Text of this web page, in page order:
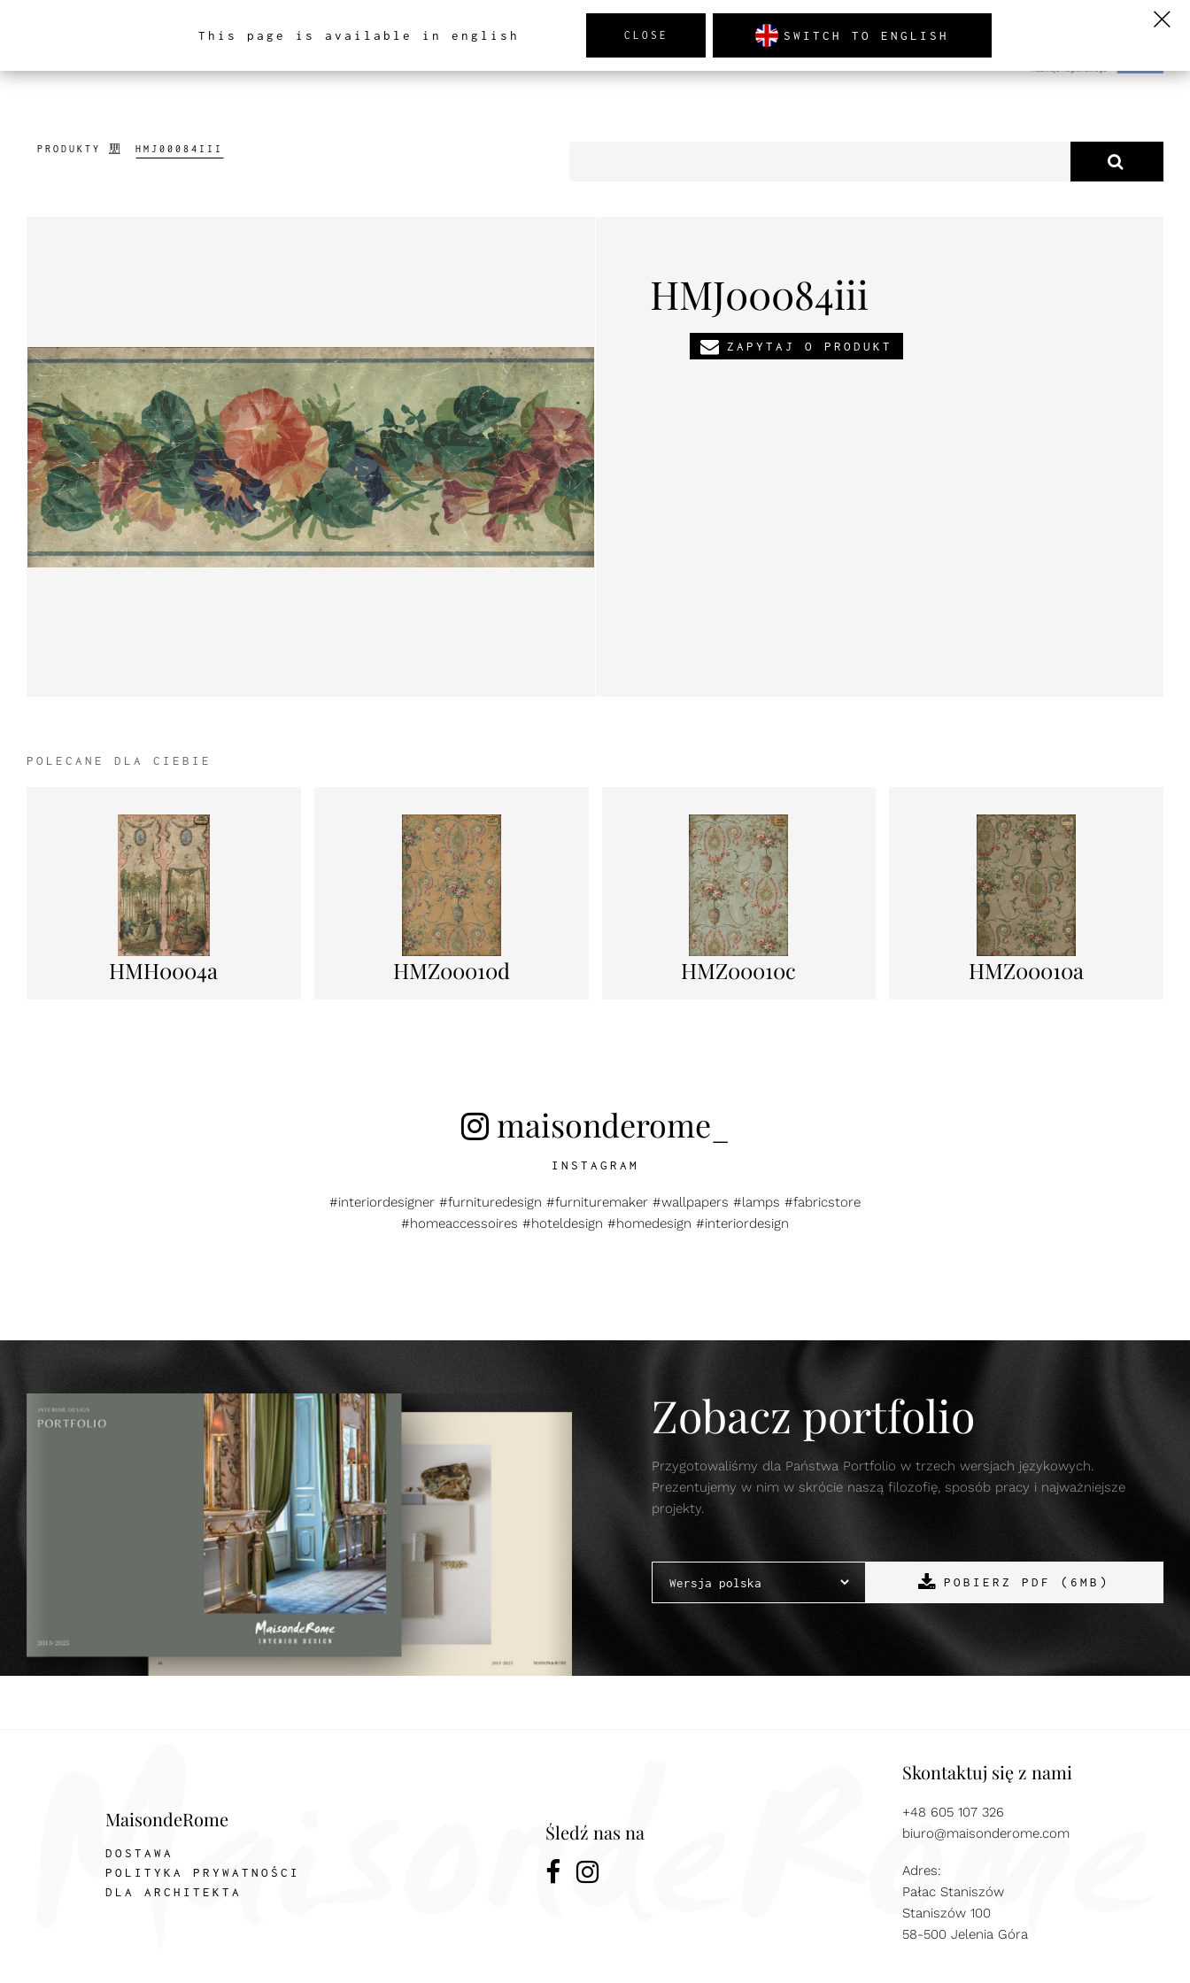
ARCHITEKTURA WNĘTRZ PRODUKTY AKTUALNOŚCI O NAS
PRODUKTY HMJ00084III
HMJ00084iii
ZAPYTAJ O PRODUKT
POLECANE DLA CIEBIE
HMH0004a HMZ00010d HMZ00010c HMZ00010a
maisonderome_
INSTAGRAM
#interiordesigner #furnituredesign #furnituremaker #wallpapers #lamps #fabricstore
#homeaccessoires #hoteldesign #homedesign #interiordesign
Zobacz portfolio
Przygotowaliśmy dla Państwa Portfolio w trzech wersjach językowych.
Prezentujemy w nim w skrócie naszą filozofię, sposób pracy i najważniejsze
projekty.
POBIERZ PDF (6MB)
MaisondeRome
DOSTAWA
POLITYKA PRYWATNOŚCI
DLA ARCHITEKTA
Śledź nas na
Skontaktuj się z nami
+48 605 107 326
biuro@maisonderome.com
Adres:
Pałac Staniszów
Staniszów 100
58-500 Jelenia Góra
This page is available in english CLOSE SWITCH TO ENGLISH